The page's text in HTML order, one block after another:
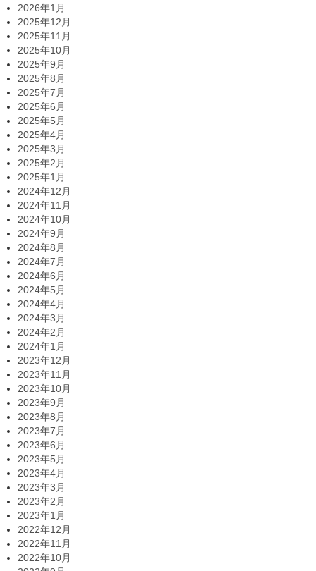
2026年1月
2025年12月
2025年11月
2025年10月
2025年9月
2025年8月
2025年7月
2025年6月
2025年5月
2025年4月
2025年3月
2025年2月
2025年1月
2024年12月
2024年11月
2024年10月
2024年9月
2024年8月
2024年7月
2024年6月
2024年5月
2024年4月
2024年3月
2024年2月
2024年1月
2023年12月
2023年11月
2023年10月
2023年9月
2023年8月
2023年7月
2023年6月
2023年5月
2023年4月
2023年3月
2023年2月
2023年1月
2022年12月
2022年11月
2022年10月